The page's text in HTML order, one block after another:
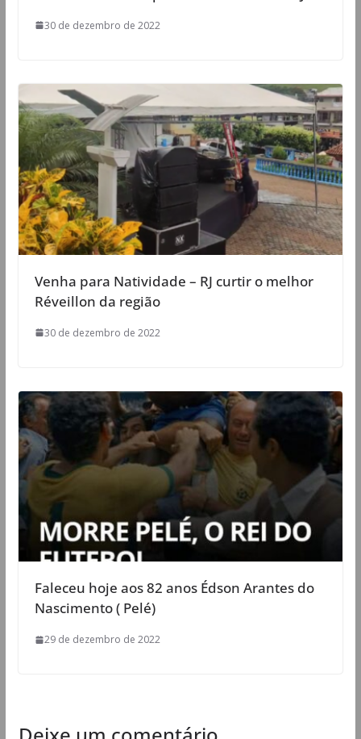
30 de dezembro de 2022
Venha para Natividade – RJ curtir o melhor
Réveillon da região
30 de dezembro de 2022
Faleceu hoje aos 82 anos Édson Arantes do
Nascimento ( Pelé)
29 de dezembro de 2022